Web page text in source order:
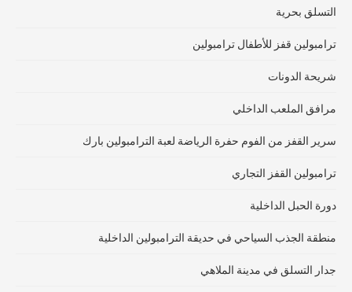
التسلق بحرية
ترامبولين قفز للأطفال ترامبولين
شريحة الدونات
مرافق الملعب الداخلي
سرير القفز من الفوم حفرة الرياضة لعبة الترامبولين بارك
ترامبولين القفز التجاري
دورة الحبل الداخلية
منطقة الجذب السياحي في حديقة الترامبولين الداخلية
جدار التسلق في مدينة الملاهي